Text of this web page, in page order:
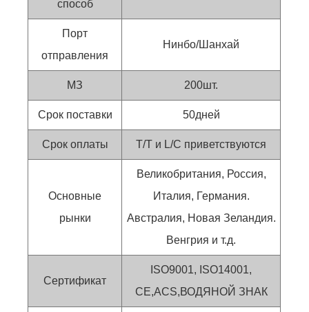
способ
Порт
отправления
Нинбо/Шанхай
МЗ 200шт.
Срок поставки 50дней
Срок оплаты T/T и L/C приветствуются
Основные
рынки
Великобритания, Россия,
Италия, Германия.
Австралия, Новая Зеландия.
Венгрия и т.д.
Сертификат
ISO9001, ISO14001,
CE,ACS,ВОДЯНОЙ ЗНАК